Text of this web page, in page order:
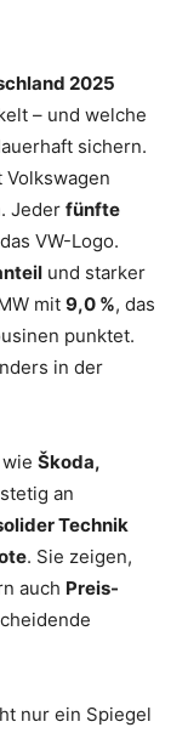
2025
– und welche
sichern.
Jeder fünfte
VW-Logo.
und starker
mit 9,0 %, das
punktet.
in der
Škoda,
an
Technik
. Sie zeigen,
auch Preis-
nur ein Spiegel